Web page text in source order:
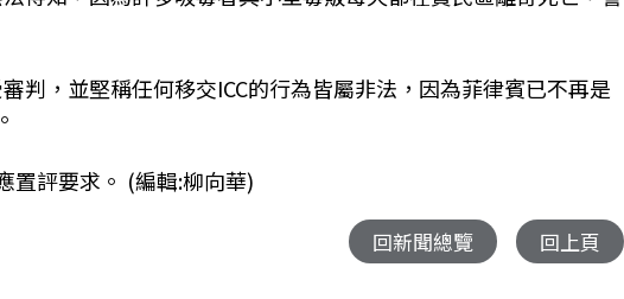
判，並堅稱任何移交ICC的行為皆屬非法，因為菲律賓已不再是
置評要求。 (編輯:柳向華)
回新聞總覽 回上頁